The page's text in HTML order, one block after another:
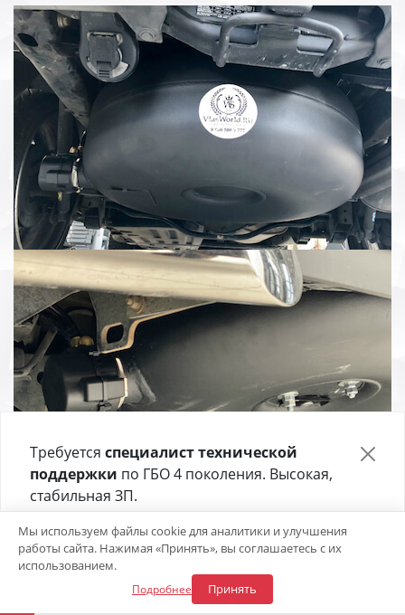
Требуется специалист технической
поддержки по ГБО 4 поколения. Высокая,
стабильная ЗП.
Отправьте своё резюме в форме ниже 👇
Откликнуться на вакансию